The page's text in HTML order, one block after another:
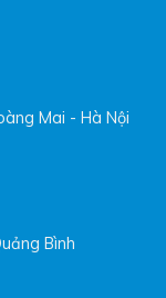
Mai - Hà Nội
Bình